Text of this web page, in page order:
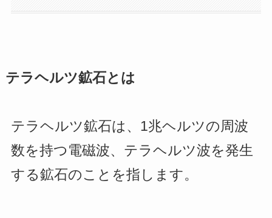
テラヘルツ鉱石とは
テラヘルツ鉱石は、1兆ヘルツの周波
数を持つ電磁波、テラヘルツ波を発生
する鉱石のことを指します。